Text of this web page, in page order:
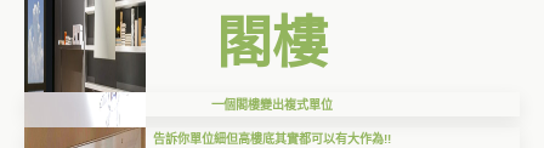
閣樓
一個閣樓變出複式單位
告訴你單位細但高樓底其實都可以有大作為!!